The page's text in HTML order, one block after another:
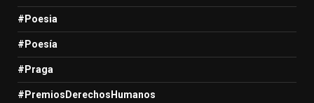
#Poesia
#Poesía
#Praga
#PremiosDerechosHumanos